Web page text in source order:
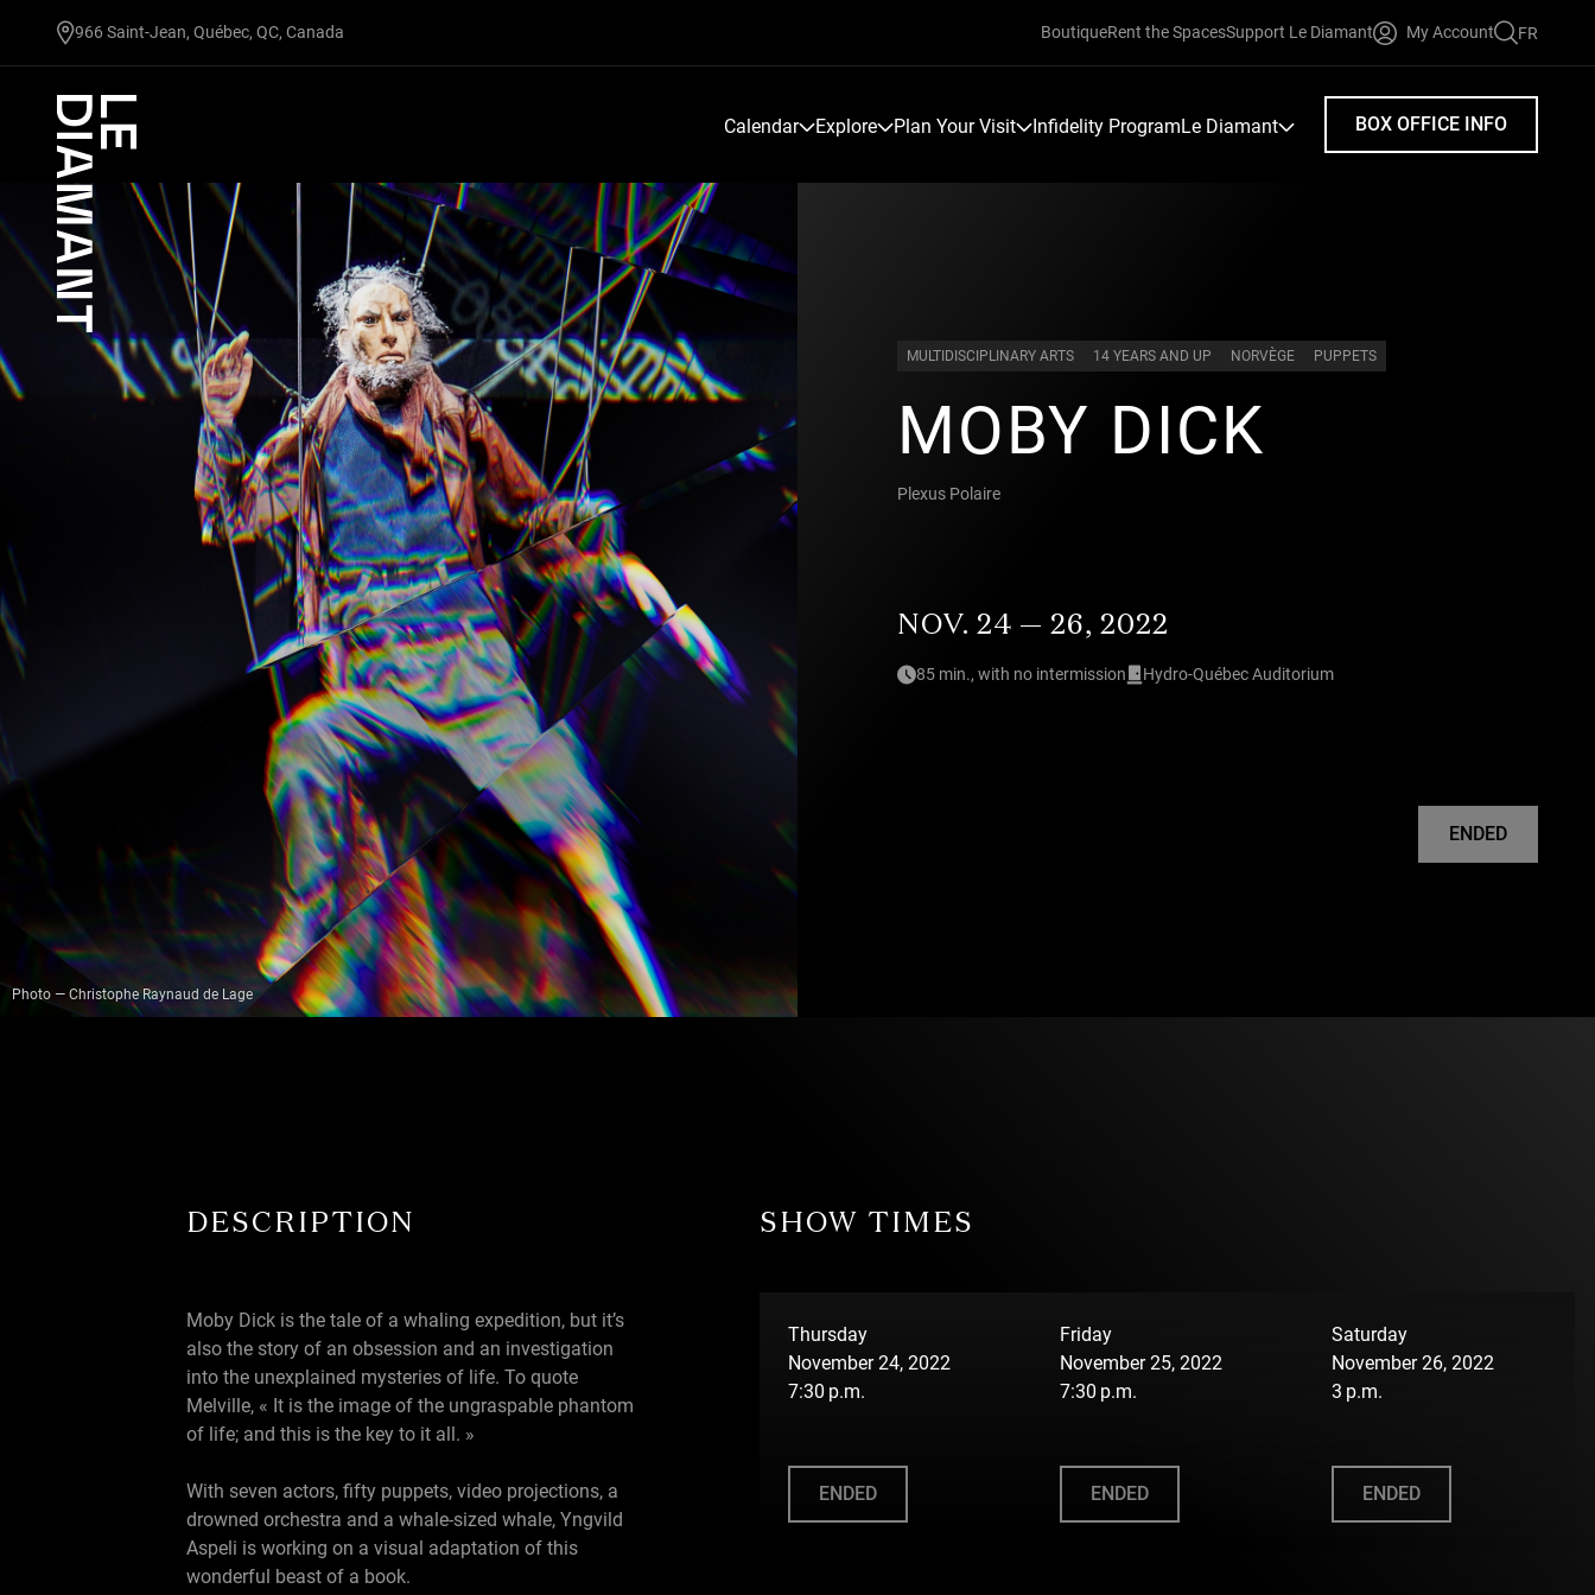
Calendar Explore Plan Your Visit Infidelity ProgramLe Diamant BOX OFFICE INFO
966 Saint-Jean, Québec, QC, Canada BoutiqueRent the SpacesSupport Le Diamant My Account
FAIRE
UNE
FR
Photo — Christophe Raynaud de Lage
MULTIDISCIPLINARY ARTS 14 YEARS AND UP NORVÈGE PUPPETS
MOBY DICK
Plexus Polaire
NOV. 24 — 26, 2022
85 min., with no intermission Hydro-Québec Auditorium
ENDED
DESCRIPTION
Moby Dick is the tale of a whaling expedition, but it’s
also the story of an obsession and an investigation
into the unexplained mysteries of life. To quote
Melville, « It is the image of the ungraspable phantom
of life; and this is the key to it all. »
With seven actors, fifty puppets, video projections, a
drowned orchestra and a whale-sized whale, Yngvild
Aspeli is working on a visual adaptation of this
wonderful beast of a book.
SHOW TIMES
Thursday
November 24, 2022
7:30 p.m.
ENDED
Friday
November 25, 2022
7:30 p.m.
ENDED
Saturday
November 26, 2022
3 p.m.
ENDED
Facebook
undefined
linkedin
undefined